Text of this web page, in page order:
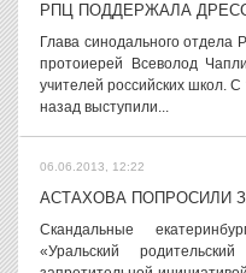
РПЦ ПОДДЕРЖАЛА
Глава синодального
протоиерей Всеволод
учителей российских школ.
назад выступили...
06.06.2013, 12:22
АСТАХОВА ПОПРОСИЛИ
Скандальные
«Уральский